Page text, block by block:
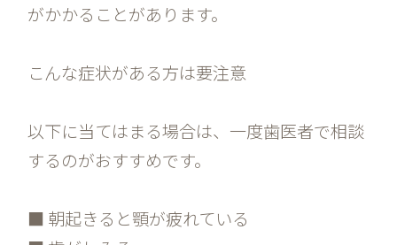
がかかることがあります。
こんな症状がある方は要注意
以下に当てはまる場合は、一度歯医者で相談
するのがおすすめです。
■ 朝起きると顎が疲れている